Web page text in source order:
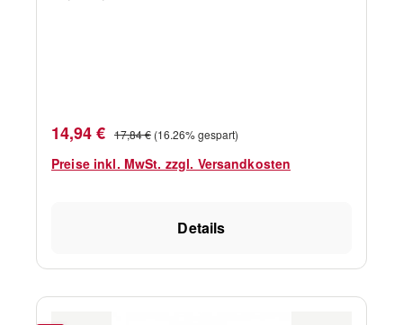
Verkaufspreis:
14,94 € Regulärer Preis:
17,84 € (16.26% gespart)
Preise inkl. MwSt. zzgl. Versandkosten
Details